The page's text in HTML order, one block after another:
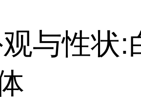
与性状: